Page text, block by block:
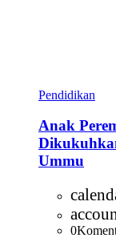
Pendidikan
Anak
Ummu
0